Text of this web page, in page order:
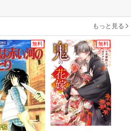
もっと見る
無料 無料